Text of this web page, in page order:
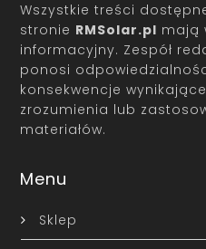
Wszystkie treści
stronie RMSolar.pl mają
informacyjny. Zespół
ponosi
konsekwencje
zrozumienia lub
materiałów.
Menu
Sklep